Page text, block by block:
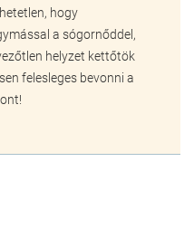
hogy
a sógornőddel,
helyzet kettőtök
felesleges bevonni a